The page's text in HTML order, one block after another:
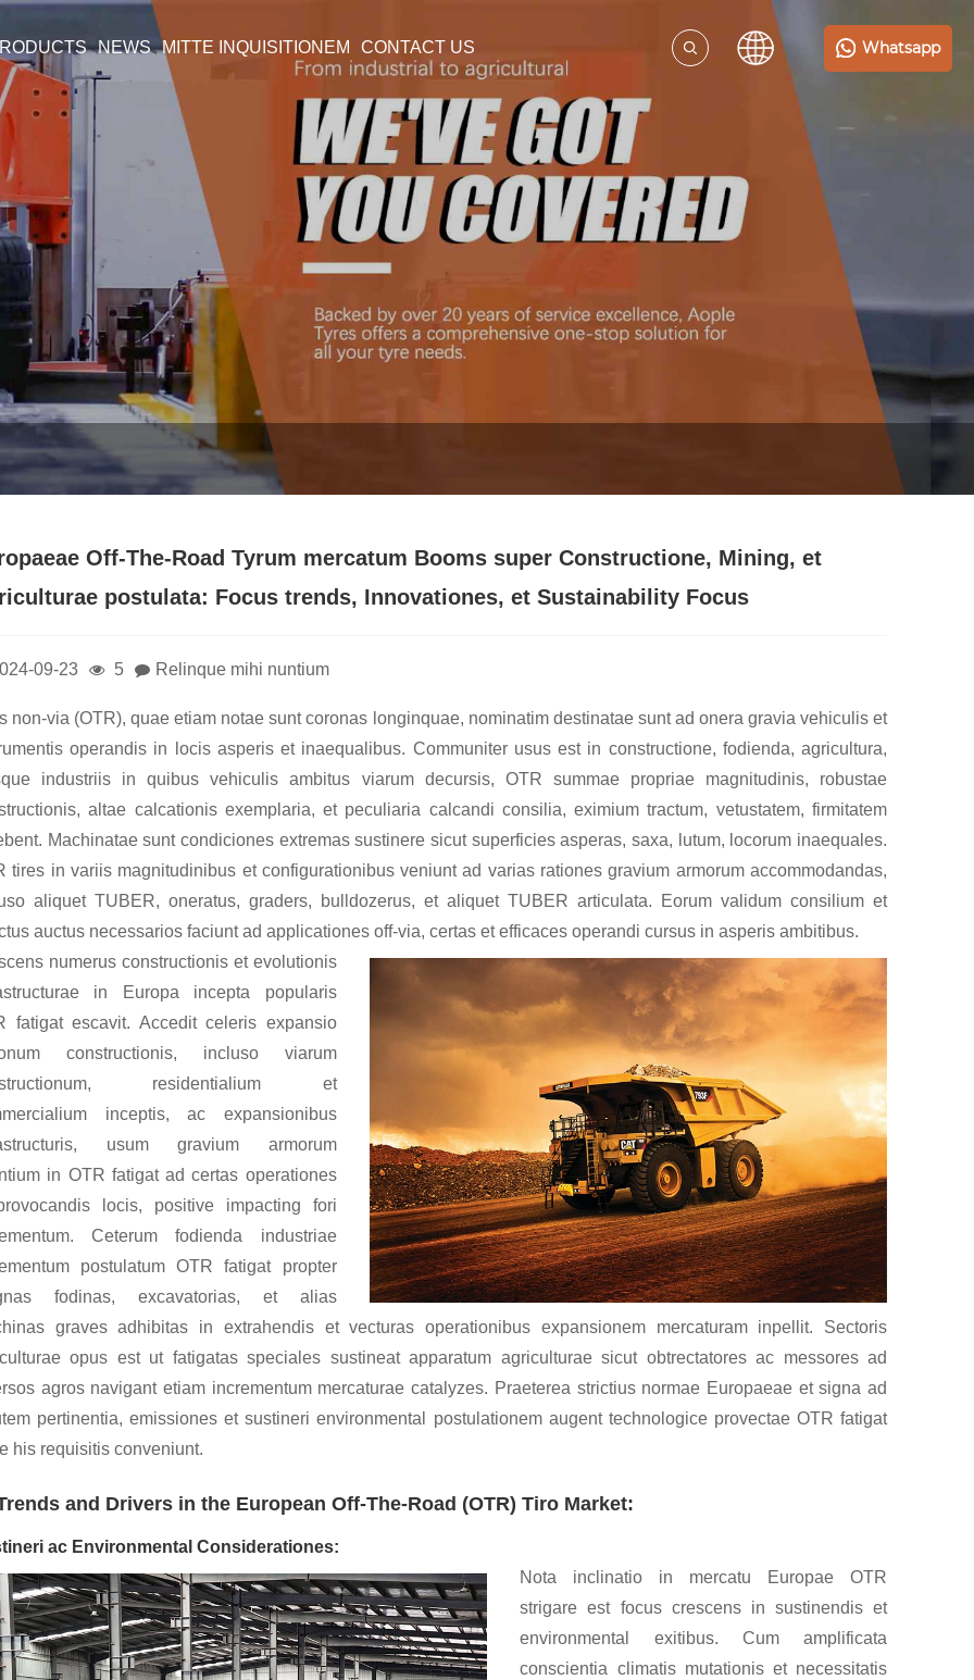
NEWS MITTE INQUISITIONEM CONTACT US Whatsapp
Off-The-Road Tyrum mercatum Booms super Constructione, Mining, et
postulata: Focus trends, Innovationes, et Sustainability Focus
09-23 5 Relinque mihi nuntium
non-via (OTR), quae etiam notae sunt coronas longinquae, nominatim destinatae sunt ad onera gravia vehiculis et
operandis in locis asperis et inaequalibus. Communiter usus est in constructione, fodienda, agricultura,
industriis in quibus vehiculis ambitus viarum decursis, OTR summae propriae magnitudinis, robustae
altae calcationis exemplaria, et peculiaria calcandi consilia, eximium tractum, vetustatem, firmitatem
Machinatae sunt condiciones extremas sustinere sicut superficies asperas, saxa, lutum, locorum inaequales.
tires in variis magnitudinibus et configurationibus veniunt ad varias rationes gravium armorum accommodandas,
aliquet TUBER, oneratus, graders, bulldozerus, et aliquet TUBER articulata. Eorum validum consilium et
auctus necessarios faciunt ad applicationes off-via, certas et efficaces operandi cursus in asperis ambitibus.
numerus constructionis et evolutionis
in Europa incepta popularis
fatigat escavit. Accedit celeris expansio
constructionis, incluso viarum
residentialium et
inceptis, ac expansionibus
usum gravium armorum
in OTR fatigat ad certas operationes
locis, positive impacting fori
Ceterum fodienda industriae
postulatum OTR fatigat propter
fodinas, excavatorias, et alias
graves adhibitas in extrahendis et vecturas operationibus expansionem mercaturam inpellit. Sectoris
opus est ut fatigatas speciales sustineat apparatum agriculturae sicut obtrectatores ac messores ad
agros navigant etiam incrementum mercaturae catalyzes. Praeterea strictius normae Europaeae et signa ad
pertinentia, emissiones et sustineri environmental postulationem augent technologice provectae OTR fatigat
his requisitis conveniunt.
and Drivers in the European Off-The-Road (OTR) Tiro Market:
ac Environmental Considerationes:
Nota inclinatio in mercatu Europae OTR
strigare est focus crescens in sustinendis et
environmental exitibus. Cum amplificata
conscientia climatis mutationis et necessitatis